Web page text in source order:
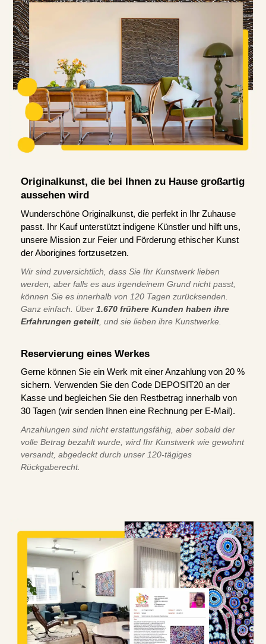
Originalkunst, die bei Ihnen zu Hause großartig
aussehen wird
Wunderschöne Originalkunst, die perfekt in Ihr Zuhause
passt. Ihr Kauf unterstützt indigene Künstler und hilft uns,
unsere Mission zur Feier und Förderung ethischer Kunst
der Aborigines fortzusetzen.
Wir sind zuversichtlich, dass Sie Ihr Kunstwerk lieben
werden, aber falls es aus irgendeinem Grund nicht passt,
können Sie es innerhalb von 120 Tagen zurücksenden.
Ganz einfach. Über 1.670 frühere Kunden haben ihre
Erfahrungen geteilt , und sie lieben ihre Kunstwerke.
Reservierung eines Werkes
Gerne können Sie ein Werk mit einer Anzahlung von 20 %
sichern. Verwenden Sie den Code DEPOSIT20 an der
Kasse und begleichen Sie den Restbetrag innerhalb von
30 Tagen (wir senden Ihnen eine Rechnung per E-Mail).
Anzahlungen sind nicht erstattungsfähig, aber sobald der
volle Betrag bezahlt wurde, wird Ihr Kunstwerk wie gewohnt
versandt, abgedeckt durch unser 120-tägiges
Rückgaberecht.